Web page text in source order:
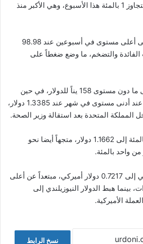
يتجه لتحقيق مكاسب تتجاوز 1 بالمئة هذا الأسبوع، وهي الأكبر منذ
وارتفع مؤشر الدولار إلى أعلى مستوى في أسبوعين عند 98.98
الفائدة والتضخم، ما وضع ضغطاً على
وتراجع الين الياباني إلى ما دون مستوى 158 يناً للدولار، في حين
ظل الجنيه الإسترليني عند أدنى مستوى في شهر عند 1.3385 دولار،
المتحدة بعد استقالة وزير الصحة.
وانخفض اليورو 0.04 بالمئة إلى 1.1662 دولار، متجهاً أيضا نحو
واحد بالمئة.
وتراجع الدولار الأسترالي إلى 0.7217 دولار أميركي، مبتعداً عن أعلى
بينما هبط الدولار النيوزيلندي إلى
نسخ الرابط